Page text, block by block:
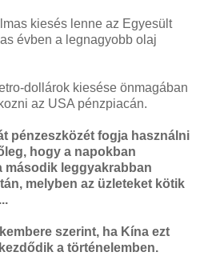
kiesés lenne az Egyesült
évben a legnagyobb olaj
dollárok kiesése önmagában
az USA pénzpiacán.
pénzeszközét fogja használni
hogy a napokban
második leggyakrabban
melyben az üzleteket kötik
szerint, ha Kína ezt
a történelemben.